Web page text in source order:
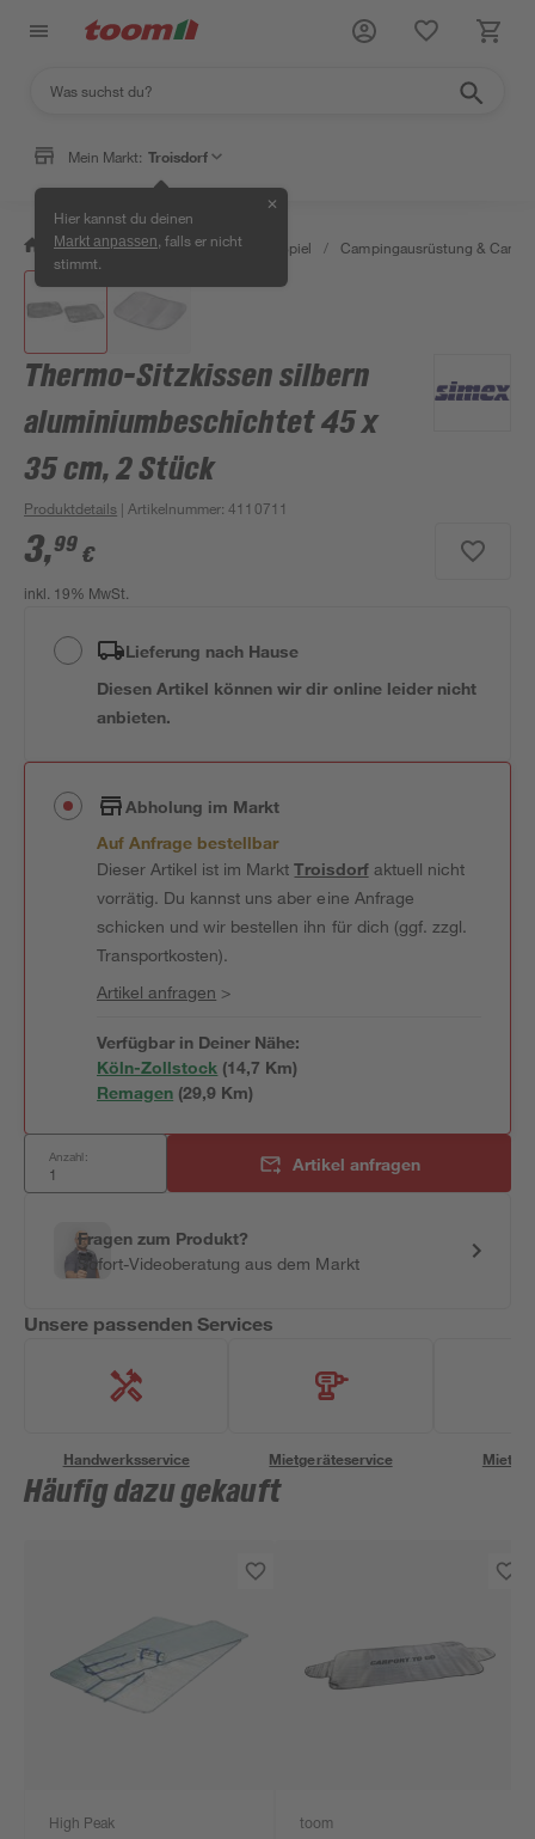
Mein Markt: Troisdorf
Hier kannst du deinen
Markt anpassen , falls er nicht
stimmt.
✕
/ Garten & Freizeit / Outdoor & Spiel / Campingausrüstung &
Thermo-Sitzkissen silbern
aluminiumbeschichtet 45 x
35 cm, 2 Stück
Produktdetails | Artikelnummer:4110711
3,99 €
inkl. 19% MwSt.
Lieferung nach Hause
Diesen Artikel können wir dir online leider nicht
anbieten.
Abholung im Markt
Auf Anfrage bestellbar
Dieser Artikel ist im MarktTroisdorfaktuell nicht
vorrätig. Du kannst uns aber eine Anfrage
schicken und wir bestellen ihn für dich (ggf. zzgl.
Transportkosten).
Artikel anfragen >
Verfügbar in Deiner Nähe:
Köln-Zollstock (14,7 Km)
Remagen (29,9 Km)
Anzahl: Artikel anfragen
Fragen zum Produkt?
Sofort-Videoberatung aus dem Markt
Unsere passenden Services
Handwerksservice Mietgeräteservice
Häufig dazu gekauft
High Peak toom